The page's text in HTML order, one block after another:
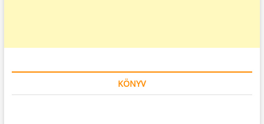
KÖNYV